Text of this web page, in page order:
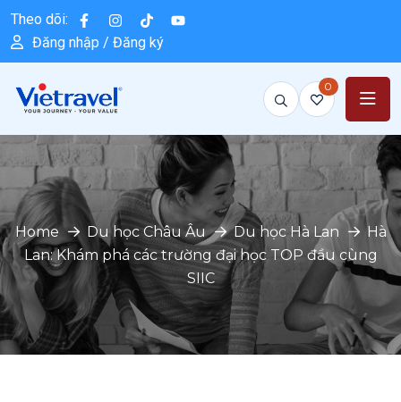
Theo dõi:
Đăng nhập / Đăng ký
0
Home Du học Châu Âu Du học Hà Lan
Hà
Lan: Khám phá các trường đại học TOP đầu cùng
SIIC